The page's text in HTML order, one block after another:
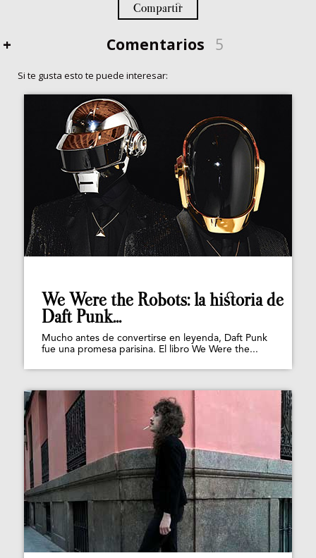
Compartir
+ Comentarios 5
Si te gusta esto te puede interesar:
We Were the Robots: la historia de
Daft Punk...
Mucho antes de convertirse en leyenda, Daft Punk
fue una promesa parisina. El libro We Were the...